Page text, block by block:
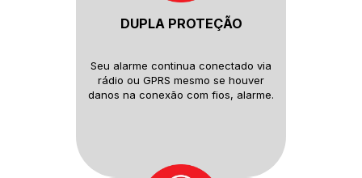
DUPLA PROTEÇÃO
Seu alarme continua conectado via
rádio ou GPRS mesmo se houver
danos na conexão com fios, alarme.